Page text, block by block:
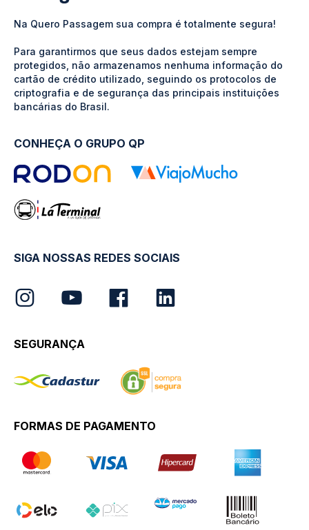
Na Quero Passagem sua compra é totalmente segura!
Para garantirmos que seus dados estejam sempre
protegidos, não armazenamos nenhuma informação do
cartão de crédito utilizado, seguindo os protocolos de
criptografia e de segurança das principais instituições
bancárias do Brasil.
CONHEÇA O GRUPO QP
SIGA NOSSAS REDES SOCIAIS
SEGURANÇA
FORMAS DE PAGAMENTO